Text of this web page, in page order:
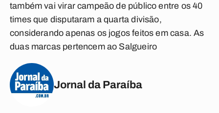
também vai virar campeão de público entre os 40
times que disputaram a quarta divisão,
considerando apenas os jogos feitos em casa. As
duas marcas pertencem ao Salgueiro
Jornal da Paraíba